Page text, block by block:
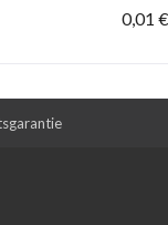
0,01